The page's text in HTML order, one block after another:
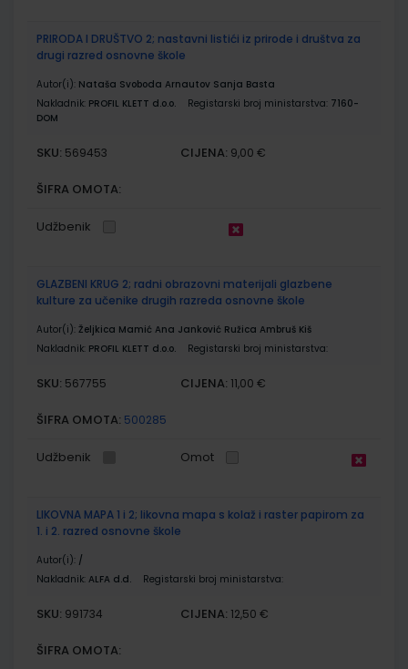
PRIRODA I DRUŠTVO 2; nastavni listići iz prirode i društva za
drugi razred osnovne škole
Autor(i): Nataša Svoboda Arnautov Sanja Basta
Nakladnik: PROFIL KLETT d.o.o. Registarski broj ministarstva: 7160-
DOM
SKU: 569453 CIJENA: 9,00 €
ŠIFRA OMOTA:
Udžbenik
GLAZBENI KRUG 2; radni obrazovni materijali glazbene
kulture za učenike drugih razreda osnovne škole
Autor(i): Željkica Mamić Ana Janković Ružica Ambruš Kiš
Nakladnik: PROFIL KLETT d.o.o. Registarski broj ministarstva:
SKU: 567755 CIJENA: 11,00 €
ŠIFRA OMOTA: 500285
Udžbenik Omot
LIKOVNA MAPA 1 i 2; likovna mapa s kolaž i raster papirom za
1. i 2. razred osnovne škole
Autor(i): /
Nakladnik: ALFA d.d. Registarski broj ministarstva:
SKU: 991734 CIJENA: 12,50 €
ŠIFRA OMOTA: